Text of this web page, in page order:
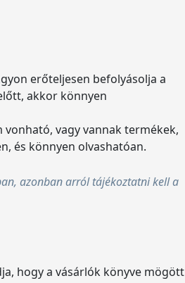
erőteljesen befolyásolja a
akkor könnyen
vagy vannak termékek,
és könnyen olvashatóan.
azonban arról tájékoztatni kell a
hogy a vásárlók könyve mögött